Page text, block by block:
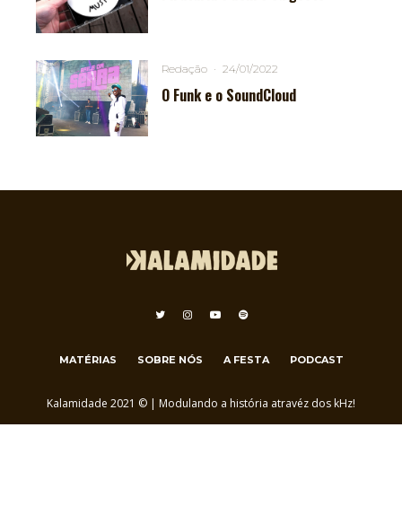
Redação · 24/01/2022
O Funk e o SoundCloud
MATÉRIAS SOBRE NÓS A FESTA PODCAST
Kalamidade 2021 © | Modulando a história atravéz dos kHz!